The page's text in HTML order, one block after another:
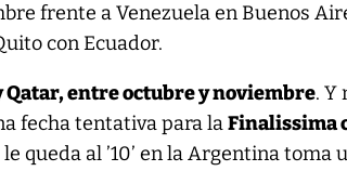
frente a Venezuela en Buenos
con Ecuador.
Qatar, entre octubre y noviembre. Y
fecha tentativa para laFinalissima
queda al ’10’ en la Argentina toma